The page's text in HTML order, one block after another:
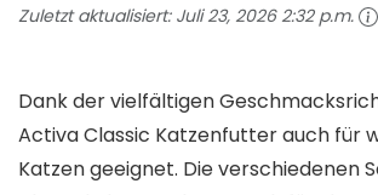
Zuletzt aktualisiert: Juli 23, 2026 2:32 p.m.
Dank der vielfältigen
Activa Classic Katzenfutter auch für
Katzen geeignet. Die verschiedenen